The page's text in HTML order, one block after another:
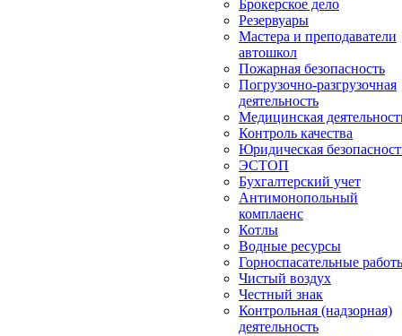
Брокерское дело
Резервуары
Мастера и преподаватели
автошкол
Пожарная безопасность
Погрузочно-разгрузочная
деятельность
Медицинская
Контроль качества
Юридическая
ЭСТОП
Бухгалтерский учет
Антимонопольный
комплаенс
Котлы
Водные ресурсы
Горноспасательные
Чистый воздух
Честный знак
Контрольная (надзорная)
деятельность